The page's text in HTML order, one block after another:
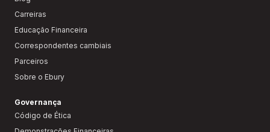
Carreiras
Educação Financeira
Correspondentes cambiais
Parceiros
Sobre o Ebury
Governança
Código de Ética